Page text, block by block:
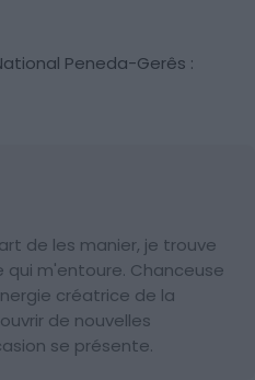
Peneda-Gerês :
de les manier, je trouve
qui m'entoure. Chanceuse
créatrice de la
de nouvelles
se présente.